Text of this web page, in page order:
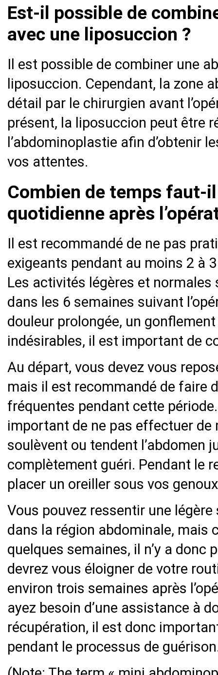
Est-il possible de
avec une liposuccion ?
Il est possible de combiner une
liposuccion. Cependant, la zone
détail par le chirurgien avant
présent, la liposuccion peut être
l’abdominoplastie afin d’obtenir
vos attentes.
Combien de temps faut-
quotidienne après
Il est recommandé de ne pas
exigeants pendant au moins 2 à
Les activités légères et
dans les 6 semaines suivant
douleur prolongée, un
indésirables, il est important de
Au départ, vous devez vous
mais il est recommandé de faire
fréquentes pendant cette
important de ne pas effectuer de
soulèvent ou tendent l’abdomen
complètement guéri. Pendant le
placer un oreiller sous vos
Vous pouvez ressentir une
dans la région abdominale, mais
quelques semaines, il n’y a donc
devrez vous éloigner de votre
environ trois semaines après
ayez besoin d’une assistance à
récupération, il est donc
pendant le processus de